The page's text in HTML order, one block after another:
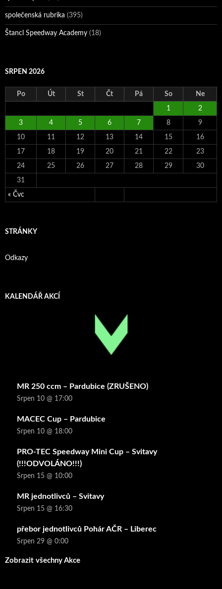
společenská rubrika (395)
Štancl Speedway Academy (18)
SRPEN 2026
Po Út St Čt Pá So Ne
« Čvc
1 2
3 4 5 6 7 8 9
10 11 12 13 14 15 16
17 18 19 20 21 22 23
24 25 26 27 28 29 30
31
STRÁNKY
Odkazy
KALENDÁŘ AKCÍ
MR 250 ccm – Pardubice (ZRUŠENO)
Srpen 10 @ 17:00
MACEC Cup – Pardubice
Srpen 10 @ 18:00
PRO-TEC Speedway Mini Cup – Svitavy
(!!!ODVOLÁNO!!!)
Srpen 15 @ 10:00
MR jednotlivců – Svitavy
Srpen 15 @ 16:30
přebor jednotlivců Pohár AČR – Liberec
Srpen 29 @ 0:00
Zobrazit všechny Akce